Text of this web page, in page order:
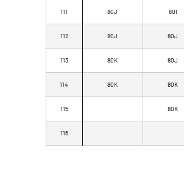
111 80J 80I
112 80J 80J
113 80K 80J
114 80K 80K
115 80K
116